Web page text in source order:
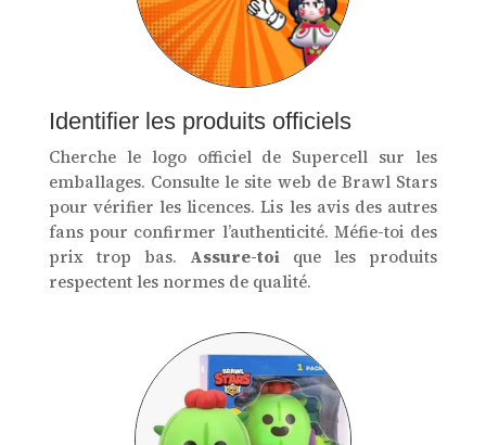
Identifier les produits officiels
Cherche le logo officiel de Supercell sur les
emballages. Consulte le site web de Brawl Stars
pour vérifier les licences. Lis les avis des autres
fans pour confirmer l’authenticité. Méfie-toi des
prix trop bas. Assure-toi que les produits
respectent les normes de qualité.